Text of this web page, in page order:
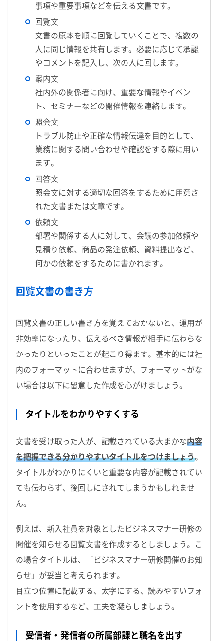
事項や重要事項などを伝える文書です。
回覧文
文書の原本を順に回覧していくことで、複数の
人に同じ情報を共有します。必要に応じて承認
やコメントを記入し、次の人に回します。
案内文
社内外の関係者に向け、重要な情報やイベン
ト、セミナーなどの開催情報を連絡します。
照会文
トラブル防止や正確な情報伝達を目的として、
業務に関する問い合わせや確認をする際に用い
ます。
回答文
照会文に対する適切な回答をするために用意さ
れた文書または文章です。
依頼文
部署や関係する人に対して、会議の参加依頼や
見積り依頼、商品の発注依頼、資料提出など、
何かの依頼をするために書かれます。
回覧文書の書き方
回覧文書の正しい書き方を覚えておかないと、運用が
非効率になったり、伝えるべき情報が相手に伝わらな
かったりといったことが起こり得ます。基本的には社
内のフォーマットに合わせますが、フォーマットがな
い場合は以下に留意した作成を心がけましょう。
タイトルをわかりやすくする
文書を受け取った人が、記載されている大まかな内容
を把握できる分かりやすいタイトルをつけましょう。
タイトルがわかりにくいと重要な内容が記載されてい
ても伝わらず、後回しにされてしまうかもしれませ
ん。
例えば、新入社員を対象としたビジネスマナー研修の
開催を知らせる回覧文書を作成するとしましょう。こ
の場合タイトルは、「ビジネスマナー研修開催のお知
らせ」が妥当と考えられます。
目立つ位置に記載する、太字にする、読みやすいフォ
ントを使用するなど、工夫を凝らしましょう。
受信者・発信者の所属部課と職名を出す